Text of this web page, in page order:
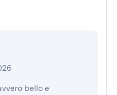
bello e